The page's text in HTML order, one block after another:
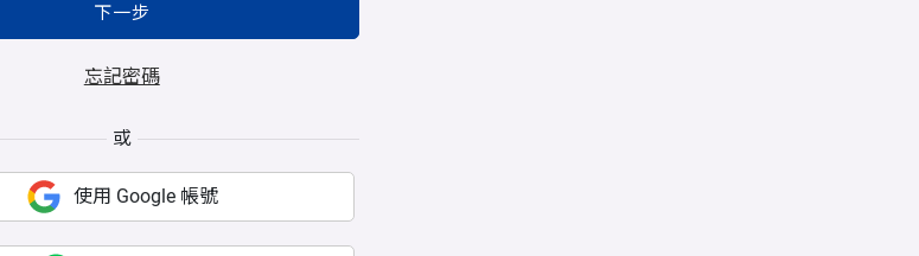
下一步
忘記密碼
或
使用 Google 帳號